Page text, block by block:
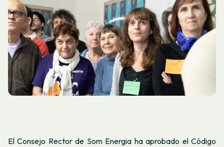
El Consejo Rector de Som Energia ha aprobado el Código